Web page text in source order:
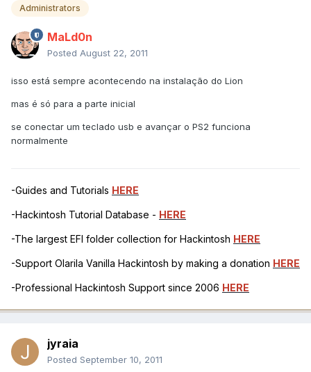
Administrators
MaLd0n
Posted August 22, 2011
isso está sempre acontecendo na instalação do Lion
mas é só para a parte inicial
se conectar um teclado usb e avançar o PS2 funciona
normalmente
-Guides and Tutorials HERE
-Hackintosh Tutorial Database - HERE
-The largest EFI folder collection for Hackintosh HERE
-Support Olarila Vanilla Hackintosh by making a donation HERE
-Professional Hackintosh Support since 2006 HERE
jyraia
Posted September 10, 2011